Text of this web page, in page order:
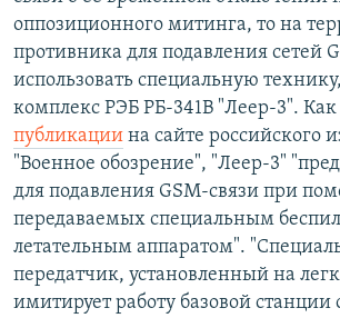
оппозиционного митинга, то на
противника для подавления сетей
использовать специальную
комплекс РЭБ РБ-341В "Леер-3". Как
публикации на сайте российского
"Военное обозрение", "Леер-3"
для подавления GSM-связи при
передаваемых специальным
летательным аппаратом".
передатчик, установленный на
имитирует работу базовой станции